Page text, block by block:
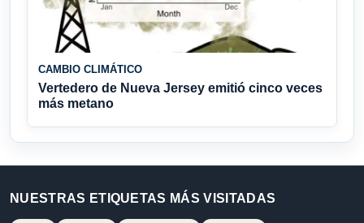
CAMBIO CLIMÁTICO
Vertedero de Nueva Jersey emitió cinco veces
más metano
NUESTRAS ETIQUETAS MÁS VISITADAS